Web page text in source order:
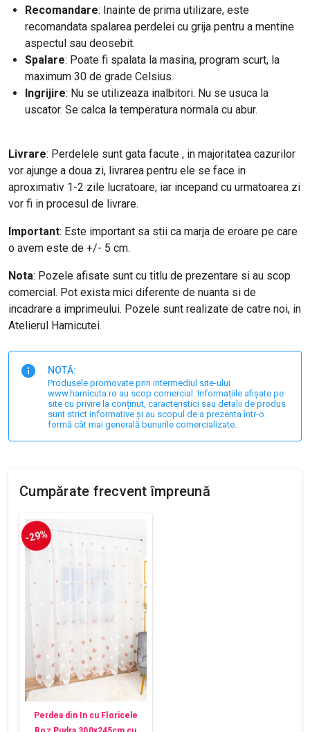
Recomandare: Inainte de prima utilizare, este
recomandata spalarea perdelei cu grija pentru a mentine
aspectul sau deosebit.
Spalare: Poate fi spalata la masina, program scurt, la
maximum 30 de grade Celsius.
Ingrijire: Nu se utilizeaza inalbitori. Nu se usuca la
uscator. Se calca la temperatura normala cu abur.
Livrare: Perdelele sunt gata facute , in majoritatea cazurilor
vor ajunge a doua zi, livrarea pentru ele se face in
aproximativ 1-2 zile lucratoare, iar incepand cu urmatoarea zi
vor fi in procesul de livrare.
Important: Este important sa stii ca marja de eroare pe care
o avem este de +/- 5 cm.
Nota: Pozele afisate sunt cu titlu de prezentare si au scop
comercial. Pot exista mici diferente de nuanta si de
incadrare a imprimeului. Pozele sunt realizate de catre noi, in
Atelierul Harnicutei.
NOTĂ:
Produsele promovate prin intermediul site-ului
www.harnicuta.ro au scop comercial. Informațiile afișate pe
site cu privire la conținut, caracteristici sau detalii de produs
sunt strict informative și au scopul de a prezenta într-o
formă cât mai generală bunurile comercializate.
Cumpărate frecvent împreună
-29%
Perdea din In cu Floricele